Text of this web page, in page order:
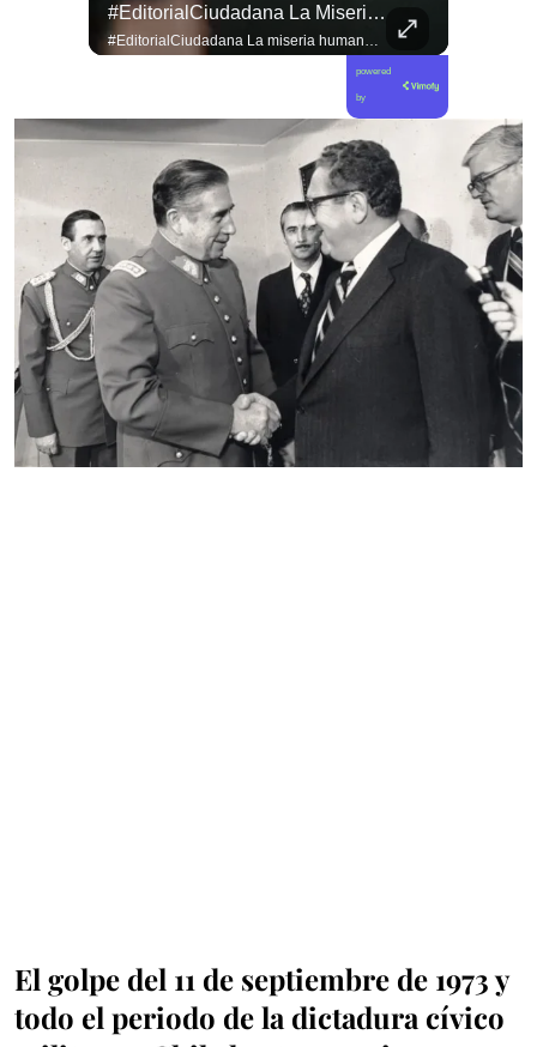
#EditorialCiudadana La Miseria Humana De La Derecha No Tiene Límites.
#EditorialCiudadana La miseria humana de la derecha no tiene límites. Senadores corruptos como Camila Flores y Alejandro Kusanovic buscan dejar en libertad a los criminales de la Revuelta Popular, entre los cuales se encuentra quien cegó a @fabiolacampillai_senadora. Ni un paso atrás frente a los delincuentes.
powered
by
El golpe del 11 de septiembre de 1973 y
todo el periodo de la dictadura cívico